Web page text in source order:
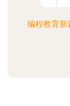
编程教育新